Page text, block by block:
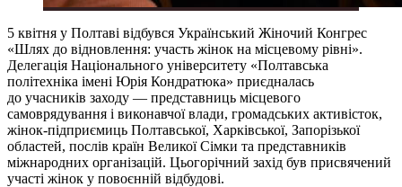
5 квітня у Полтаві відбувся Український Жіночий Конгрес
«Шлях до відновлення: участь жінок на місцевому рівні».
Делегація Національного університету «Полтавська
політехніка імені Юрія Кондратюка» приєдналась
до учасників заходу — представниць місцевого
самоврядування і виконавчої влади, громадських активісток,
жінок-підприємиць Полтавської, Харківської, Запорізької
областей, послів країн Великої Сімки та представників
міжнародних організацій. Цьогорічний захід був присвячений
участі жінок у повоєнній відбудові.